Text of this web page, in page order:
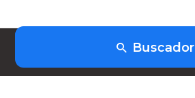
Buscador